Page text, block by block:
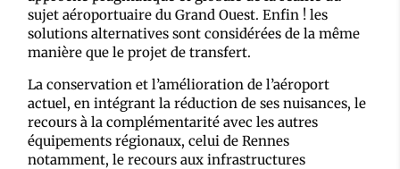
sujet aéroportuaire du Grand Ouest. Enfin ! les
solutions alternatives sont considérées de la même
manière que le projet de transfert.
La conservation et l’amélioration de l’aéroport
actuel, en intégrant la réduction de ses nuisances, le
recours à la complémentarité avec les autres
équipements régionaux, celui de Rennes
notamment, le recours aux infrastructures